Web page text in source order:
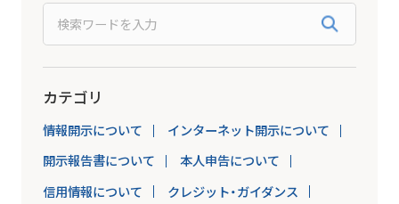
カテゴリ
情報開示について
インターネット開示について
開示報告書について
本人申告について
信用情報について
クレジット・ガイダンス